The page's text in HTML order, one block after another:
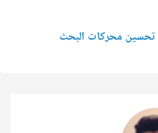
تحسين محركات البحث